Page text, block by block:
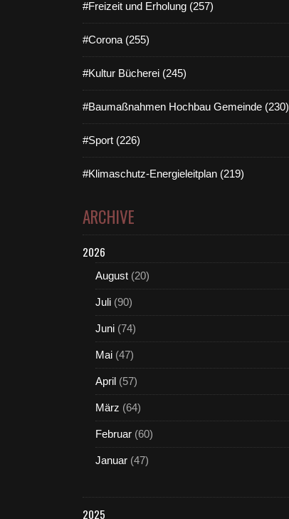
#Freizeit und Erholung (257)
#Corona (255)
#Kultur Bücherei (245)
#Baumaßnahmen Hochbau Gemeinde (230)
#Sport (226)
#Klimaschutz-Energieleitplan (219)
ARCHIVE
2026
August (20)
Juli (90)
Juni (74)
Mai (47)
April (57)
März (64)
Februar (60)
Januar (47)
2025